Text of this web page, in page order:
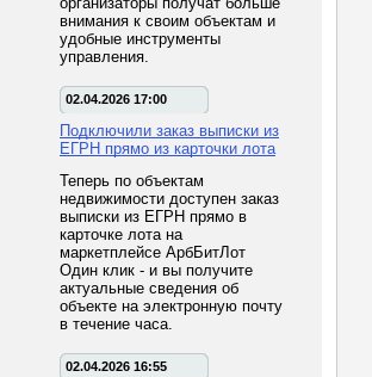
внимания к своим объектам и
удобные инструменты
управления.
02.04.2026 17:00
Подключили заказ выписки из
ЕГРН прямо из карточки лота
Теперь по объектам
недвижимости доступен заказ
выписки из ЕГРН прямо в
карточке лота на
маркетплейсе АрбБитЛот
Один клик - и вы получите
актуальные сведения об
объекте на электронную почту
в течение часа.
02.04.2026 16:55